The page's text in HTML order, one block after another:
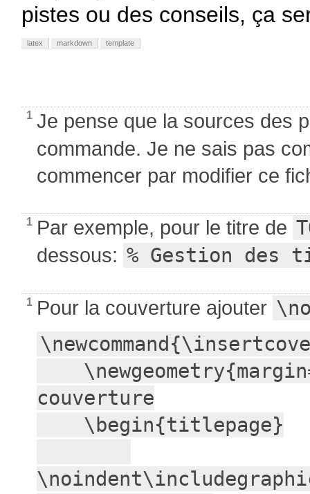
pistes ou des conseils, ça
latex markdown template
1 Je pense que la sources des
commande. Je ne sais pas
commencer par modifier ce
1 Par exemple, pour le titre de
dessous: % Gestion
1 Pour la couverture ajouter
couverture